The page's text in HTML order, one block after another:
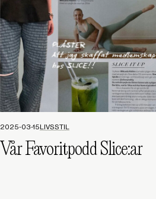
2025-03-15 LIVSSTIL
Vår Favoritpodd Slice:ar